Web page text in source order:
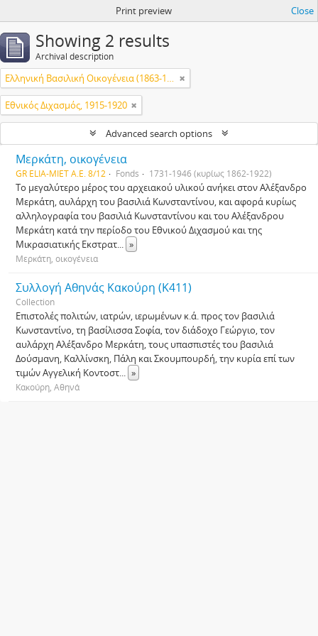
Print preview Close
Showing 2 results
Archival description
Ελληνική Βασιλική Οικογένεια (1863-1974)
Εθνικός Διχασμός, 1915-1920
Advanced search options
Μερκάτη, οικογένεια
GR ELIA-MIET Α.Ε. 8/12 Fonds 1731-1946 (κυρίως 1862-1922)
Το μεγαλύτερο μέρος του αρχειακού υλικού ανήκει στον Αλέξανδρο
Μερκάτη, αυλάρχη του βασιλιά Κωνσταντίνου, και αφορά κυρίως
αλληλογραφία του βασιλιά Κωνσταντίνου και του Αλέξανδρου
Μερκάτη κατά την περίοδο του Εθνικού Διχασμού και της
Μικρασιατικής Εκστρατ... »
Μερκάτη, οικογένεια
Συλλογή Αθηνάς Κακούρη (Κ411)
Collection
Επιστολές πολιτών, ιατρών, ιερωμένων κ.ά. προς τον βασιλιά
Κωνσταντίνο, τη βασίλισσα Σοφία, τον διάδοχο Γεώργιο, τον
αυλάρχη Αλέξανδρο Μερκάτη, τους υπασπιστές του βασιλιά
Δούσμανη, Καλλίνσκη, Πάλη και Σκουμπουρδή, την κυρία επί των
τιμών Αγγελική Κοντοστ... »
Κακούρη, Αθηνά